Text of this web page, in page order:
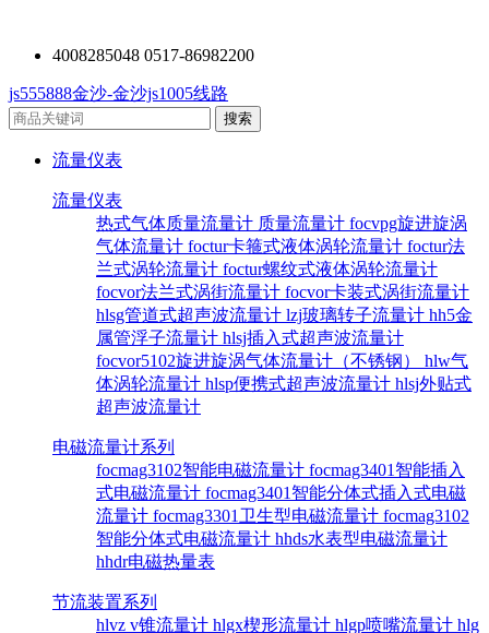
4008285048 0517-86982200
js555888金沙-金沙js1005线路
流量仪表
流量仪表
热式气体质量流量计 质量流量计 focvpg旋进旋涡
气体流量计 foctur卡箍式液体涡轮流量计 foctur法
兰式涡轮流量计 foctur螺纹式液体涡轮流量计
focvor法兰式涡街流量计 focvor卡装式涡街流量计
hlsg管道式超声波流量计 lzj玻璃转子流量计 hh5金
属管浮子流量计 hlsj插入式超声波流量计
focvor5102旋进旋涡气体流量计（不锈钢） hlw气
体涡轮流量计 hlsp便携式超声波流量计 hlsj外贴式
超声波流量计
电磁流量计系列
focmag3102智能电磁流量计 focmag3401智能插入
式电磁流量计 focmag3401智能分体式插入式电磁
流量计 focmag3301卫生型电磁流量计 focmag3102
智能分体式电磁流量计 hhds水表型电磁流量计
hhdr电磁热量表
节流装置系列
hlvz v锥流量计 hlgx楔形流量计 hlgp喷嘴流量计 hlg